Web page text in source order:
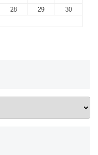
28 29
30